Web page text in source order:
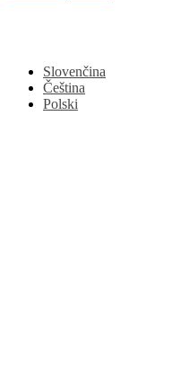
Slovenčina
Čeština
Polski